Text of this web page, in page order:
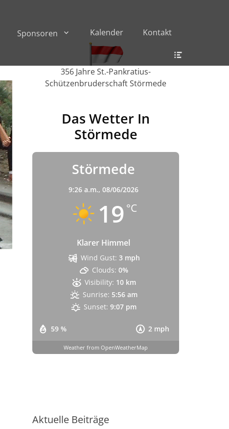
Sponsoren Kalender Kontakt
356 Jahre St.-Pankratius-
Schützenbruderschaft Störmede
Das Wetter In
Störmede
Störmede
9:26 a.m., 08/06/2026
19 °C
Klarer Himmel
59 % 2 mph
Wind Gust: 3 mph
Clouds: 0%
Visibility: 10 km
Sunrise: 5:56 am
Sunset: 9:07 pm
Weather from OpenWeatherMap
Aktuelle Beiträge